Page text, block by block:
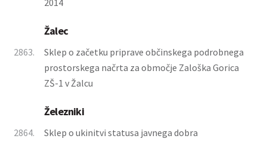
2014
Žalec
2863.
Sklep o začetku priprave občinskega podrobnega
prostorskega načrta za območje Zaloška Gorica
ZŠ-1 v Žalcu
Železniki
2864. Sklep o ukinitvi statusa javnega dobra